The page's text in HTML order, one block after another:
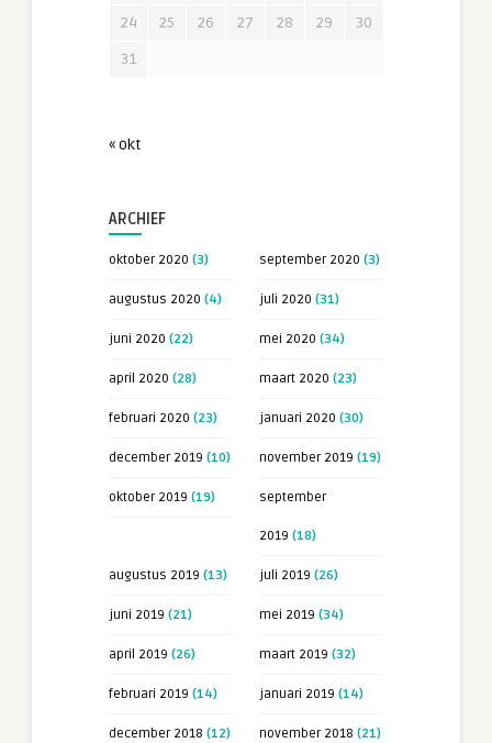
24
25 26 27 28 29
30
31
« okt
ARCHIEF
oktober 2020 (3) september 2020 (3)
augustus 2020 (4) juli 2020 (31)
juni 2020 (22) mei 2020 (34)
april 2020 (28) maart 2020 (23)
februari 2020 (23) januari 2020 (30)
december 2019 (10) november 2019 (19)
oktober 2019 (19) september
2019 (18)
augustus 2019 (13) juli 2019 (26)
juni 2019 (21) mei 2019 (34)
april 2019 (26) maart 2019 (32)
februari 2019 (14) januari 2019 (14)
december 2018 (12) november 2018 (21)